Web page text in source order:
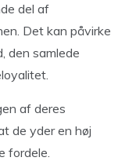
del af
Det kan påvirke
den samlede
af deres
de yder en høj
fordele.